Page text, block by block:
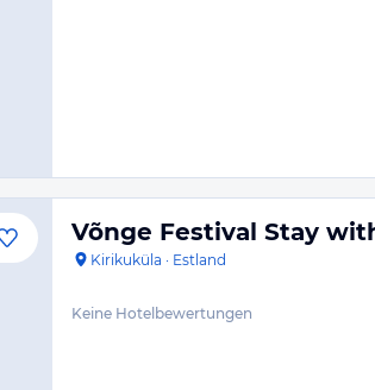
Võnge Festival Stay
Kirikuküla · Estland
Keine Hotelbewertungen